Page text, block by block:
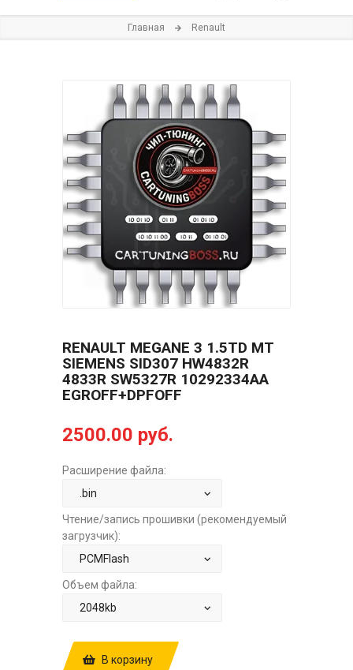
Главная Renault
RENAULT MEGANE 3 1.5TD MT
SIEMENS SID307 HW4832R
4833R SW5327R 10292334AA
EGROFF+DPFOFF
2500.00 руб.
Расширение файла:
Чтение/запись прошивки (рекомендуемый
загрузчик):
Объем файла:
В корзину